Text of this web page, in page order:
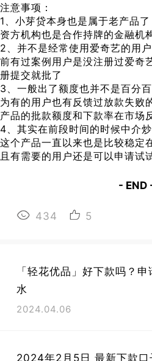
注意事项：
1、小芽贷本身也是属于老产品
资方机构也是合作持牌的金融机
2、并不是经常使用爱奇艺的用
前有过案例用户是没注册过爱奇
册提交就批了
3、一般出了额度也并不是百分
为有的用户也有反馈过放款失败
产品的批款额度和下款率在市场
4、其实在前段时间的时候中介
这个产品一直以来也是比较稳定
且有需要的用户还是可以申请试
- END
434 5
「轻花优品」好下款吗？
水
2024.04.06
2024年2月5日 最新下款口